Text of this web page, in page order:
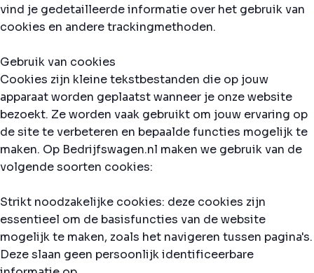
vind je gedetailleerde informatie over het gebruik van
cookies en andere trackingmethoden.
Gebruik van cookies
Cookies zijn kleine tekstbestanden die op jouw
apparaat worden geplaatst wanneer je onze website
bezoekt. Ze worden vaak gebruikt om jouw ervaring op
de site te verbeteren en bepaalde functies mogelijk te
maken. Op Bedrijfswagen.nl maken we gebruik van de
volgende soorten cookies:
Strikt noodzakelijke cookies: deze cookies zijn
essentieel om de basisfuncties van de website
mogelijk te maken, zoals het navigeren tussen pagina's.
Deze slaan geen persoonlijk identificeerbare